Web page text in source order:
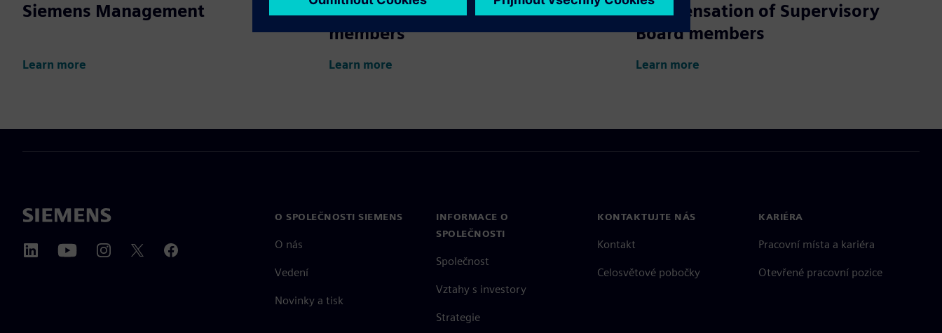
Siemens Management
Learn more
Compensation of Managing Board
members
Learn more
Compensation of Supervisory
Board members
Learn more
O SPOLEČNOSTI SIEMENS
O nás
Vedení
Novinky a tisk
INFORMACE O
SPOLEČNOSTI
Společnost
Vztahy s investory
Strategie
KONTAKTUJTE NÁS
Kontakt
Celosvětové pobočky
KARIÉRA
Pracovní místa a kariéra
Otevřené pracovní pozice